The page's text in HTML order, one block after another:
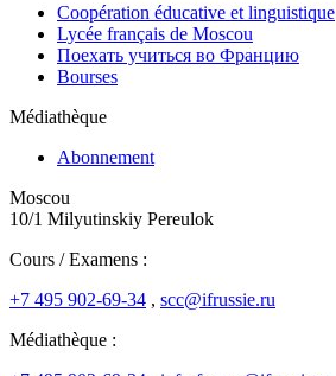
Coopération éducative et linguistique
Lycée français de Moscou
Поехать учиться во Францию
Bourses
Médiathèque
Abonnement
Moscou
10/1 Milyutinskiy Pereulok
Cours / Examens :
+7 495 902-69-34 , scc@ifrussie.ru
Médiathèque :